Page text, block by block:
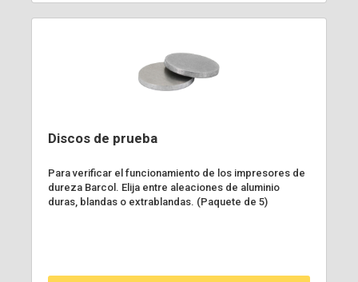
Discos de prueba
Para verificar el funcionamiento de los impresores de
dureza Barcol. Elija entre aleaciones de aluminio
duras, blandas o extrablandas. (Paquete de 5)